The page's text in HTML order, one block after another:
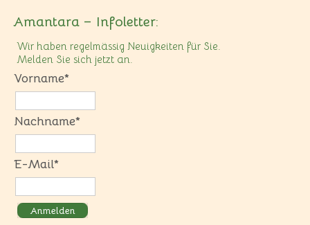
Amantara – Infoletter:
Wir haben regelmässig Neuigkeiten für Sie.
Melden Sie sich jetzt an.
Vorname*
Nachname*
E-Mail*
Anmelden